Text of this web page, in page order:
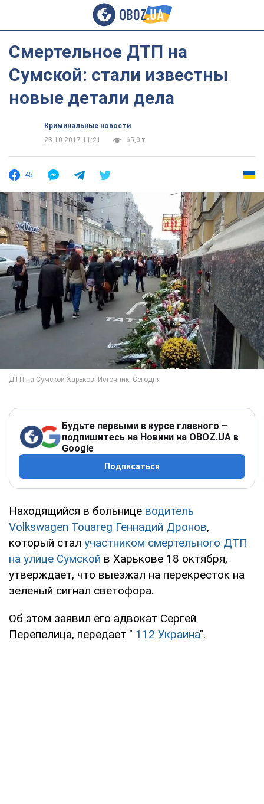
Смертельное ДТП на
Сумской: стали известны
новые детали дела
Криминальные новости
23.10.2017 11:21
65,0 т.
45
Будьте первыми в курсе главного –
подпишитесь на Новини на OBOZ.UA в
Google
Подписаться
Находящийся в больнице водитель
Volkswagen Touareg Геннадий Дронов,
который стал участником смертельного ДТП
на улице Сумской в Харькове 18 октября,
утверждает, что выезжал на перекресток на
зеленый сигнал светофора.
Об этом заявил его адвокат Сергей
Перепелица, передает " 112 Украина".